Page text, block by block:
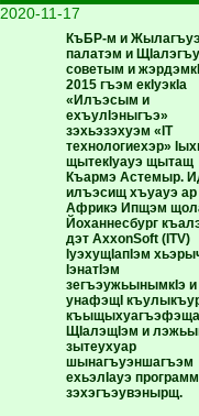
2020-11-17
КъБР-м и
палатэм и
советым и
2015 гъэм екIуэкIа
«Илъэсым и
ехъулIэныгъэ»
зэхьэзэхуэм «IT
технологиехэр»
щытекIуауэ щытащ
Къармэ Астемыр.
илъэсищ хъуауэ ар
Африкэ Ипщэм
Йоханнесбург
дэт AxxonSoft (ITV)
IуэхущIапIэм
IэнатIэм
зегъэужьынымкIэ и
унафэщI
ЩIалэщIэм и
зытеухуар
шынагъуэншагъэм
ехьэлIауэ
зэхэгъэувэнырщ.